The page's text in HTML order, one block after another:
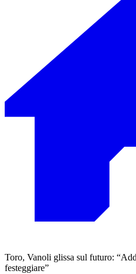
Toro, Vanoli glissa sul futuro:
festeggiare”